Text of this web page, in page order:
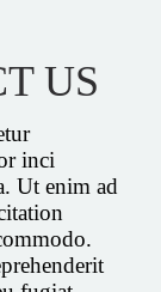
US
inci
Ut enim ad